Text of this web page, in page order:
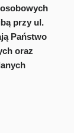
przy ul.
Państwo
oraz